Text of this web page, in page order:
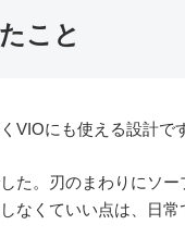
こと
VIOにも使える設計で
た。刃のまわりにソ
なくていい点は、日